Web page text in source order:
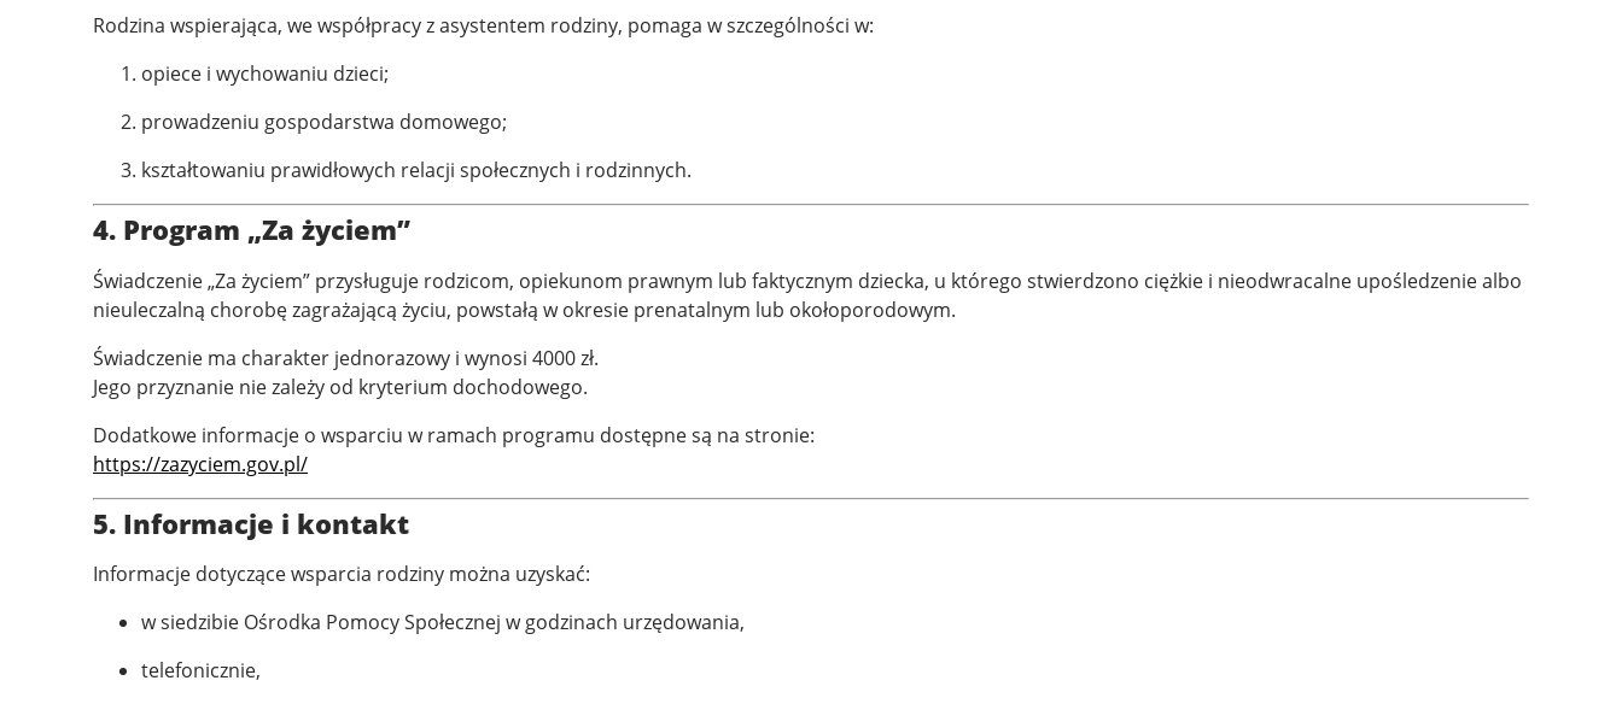
Rodzina wspierająca, we współpracy z asystentem rodziny, pomaga w szczególności w:
opiece i wychowaniu dzieci;
prowadzeniu gospodarstwa domowego;
kształtowaniu prawidłowych relacji społecznych i rodzinnych.
4. Program „Za życiem”
Świadczenie „Za życiem” przysługuje rodzicom, opiekunom prawnym lub faktycznym dziecka, u którego stwierdzono ciężkie i nieodwracalne upośledzenie albo
nieuleczalną chorobę zagrażającą życiu, powstałą w okresie prenatalnym lub okołoporodowym.
Świadczenie ma charakter jednorazowy i wynosi 4000 zł.
Jego przyznanie nie zależy od kryterium dochodowego.
Dodatkowe informacje o wsparciu w ramach programu dostępne są na stronie:
https://zazyciem.gov.pl/
5. Informacje i kontakt
Informacje dotyczące wsparcia rodziny można uzyskać:
w siedzibie Ośrodka Pomocy Społecznej w godzinach urzędowania,
telefonicznie,